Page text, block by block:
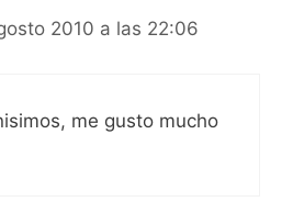
2010 a las 22:06
me gusto mucho